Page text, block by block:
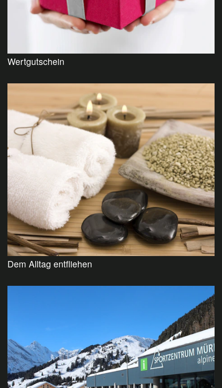
Wertgutschein
Dem Alltag entfliehen